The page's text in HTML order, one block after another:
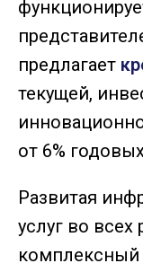
предлагает
текущей,
от 6%
Развитая
услуг во всех